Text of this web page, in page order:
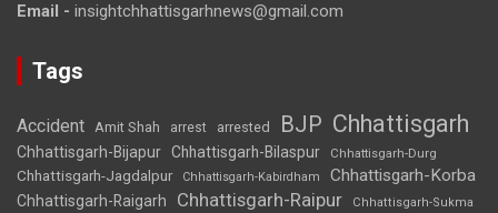
Email - insightchhattisgarhnews@gmail.com
Tags
Accident Amit Shah arrest arrested BJP Chhattisgarh
Chhattisgarh-Bijapur Chhattisgarh-Bilaspur Chhattisgarh-Durg
Chhattisgarh-Jagdalpur Chhattisgarh-Kabirdham Chhattisgarh-Korba
Chhattisgarh-Raigarh Chhattisgarh-Raipur
Chhattisgarh-Sukma